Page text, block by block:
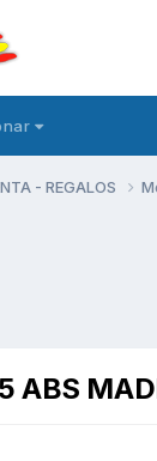
- REGALOS
ABS